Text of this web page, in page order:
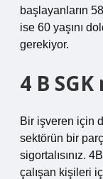
başlayanların
ise 60 yaşını
gerekiyor.
4 B
Bir işveren için
sektörün bir
sigortalısınız.
çalışan kişileri